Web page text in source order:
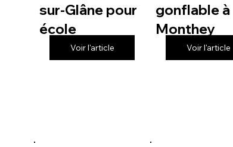
sur-Glâne pour
école
Voir l'article
gonflable à
Monthey
Voir l'article